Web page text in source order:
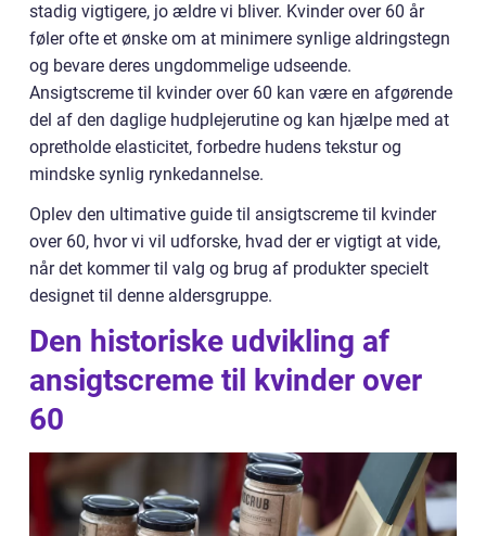
stadig vigtigere, jo ældre vi bliver. Kvinder over 60 år
føler ofte et ønske om at minimere synlige aldringstegn
og bevare deres ungdommelige udseende.
Ansigtscreme til kvinder over 60 kan være en afgørende
del af den daglige hudplejerutine og kan hjælpe med at
opretholde elasticitet, forbedre hudens tekstur og
mindske synlig rynkedannelse.
Oplev den ultimative guide til ansigtscreme til kvinder
over 60, hvor vi vil udforske, hvad der er vigtigt at vide,
når det kommer til valg og brug af produkter specielt
designet til denne aldersgruppe.
Den historiske udvikling af
ansigtscreme til kvinder over
60